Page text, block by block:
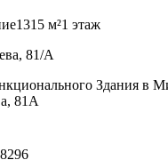
1315 м²1 этаж
81/А
Здания в
81А